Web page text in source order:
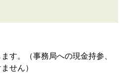
す。（事務局への現金持参、
せん）